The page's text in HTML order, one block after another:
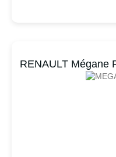
RENAULT Mégane